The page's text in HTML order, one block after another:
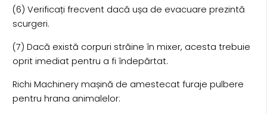
(6) Verificați frecvent dacă ușa de evacuare prezintă
scurgeri.
(7) Dacă există corpuri străine în mixer, acesta trebuie
oprit imediat pentru a fi îndepărtat.
Richi Machinery mașină de amestecat furaje pulbere
pentru hrana animalelor: